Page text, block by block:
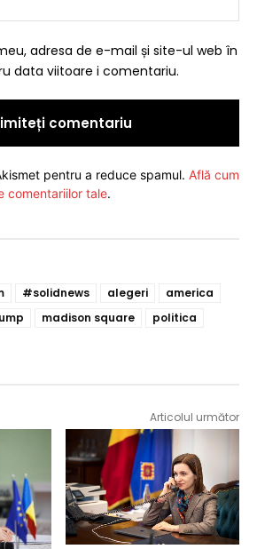
adresa de e-mail și site-ul web în
data viitoare i comentariu.
pentru a reduce spamul. Află cum
comentariilor tale.
#solidnews alegeri
america
madison square
politica
Articolul următor